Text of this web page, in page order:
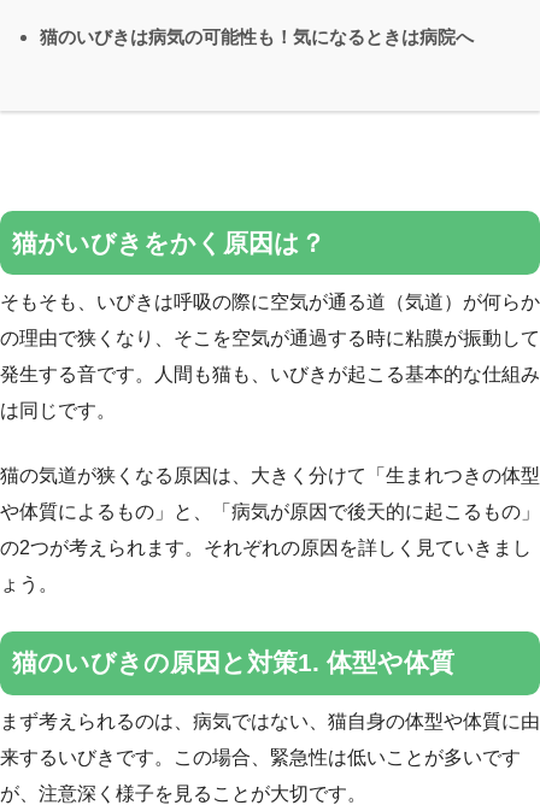
猫のいびきは病気の可能性も！気になるときは病院へ
猫がいびきをかく原因は？
そもそも、いびきは呼吸の際に空気が通る道（気道）が何らか
の理由で狭くなり、そこを空気が通過する時に粘膜が振動して
発生する音です。人間も猫も、いびきが起こる基本的な仕組み
は同じです。
猫の気道が狭くなる原因は、大きく分けて「生まれつきの体型
や体質によるもの」と、「病気が原因で後天的に起こるもの」
の2つが考えられます。それぞれの原因を詳しく見ていきまし
ょう。
猫のいびきの原因と対策1. 体型や体質
まず考えられるのは、病気ではない、猫自身の体型や体質に由
来するいびきです。この場合、緊急性は低いことが多いです
が、注意深く様子を見ることが大切です。